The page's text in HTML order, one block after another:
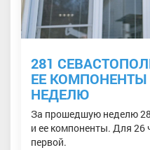
281
ЕЕ
НЕДЕЛЮ
За прошедшую неделю
и ее компоненты. Для 26
первой.